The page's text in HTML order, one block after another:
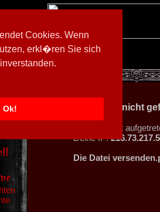
Cookies. Wenn
erkl�ren Sie sich
Ok!
]
404 - Datei nicht
Ein Fehler ist
Deine IP:
Die Datei